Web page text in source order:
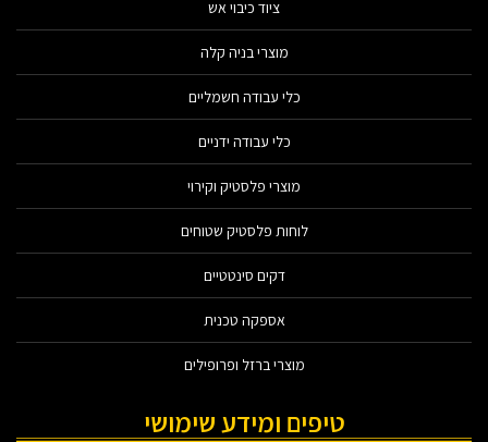
ציוד כיבוי אש
מוצרי בניה קלה
כלי עבודה חשמליים
כלי עבודה ידניים
מוצרי פלסטיק וקירוי
לוחות פלסטיק שטוחים
דקים סינטטיים
אספקה טכנית
מוצרי ברזל ופרופילים
טיפים ומידע שימושי